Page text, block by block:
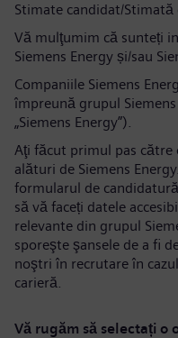
Stimate candidat/Stimată
Vă mulţumim că sunteți
Siemens Energy și/sau
Companiile Siemens
împreună grupul
„Siemens Energy”).
Aţi făcut primul pas
alături de Siemens
formularul de
să vă faceți datele
relevante din grupul
sporeşte şansele de a fi
noştri în recrutare în
carieră.
Vă rugăm să selectați o